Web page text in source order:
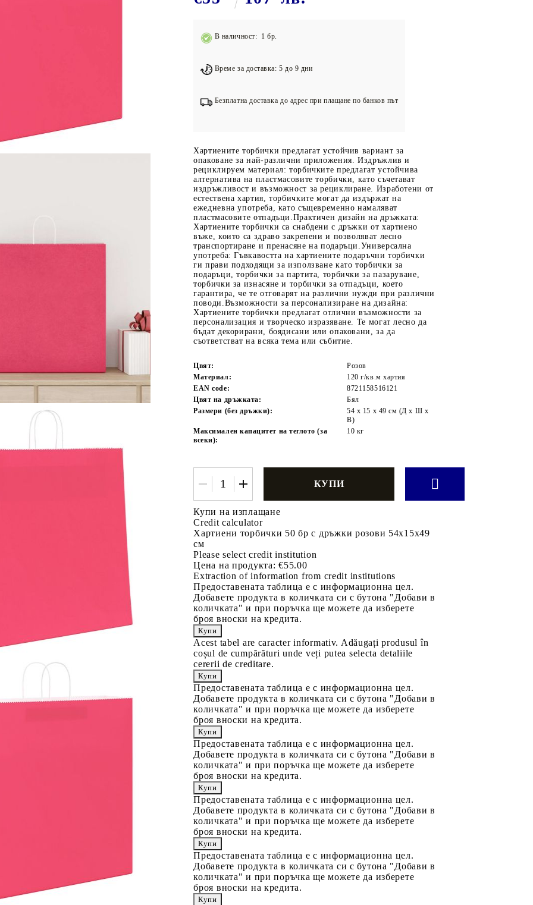
Tweet
В наличност: 1 бр.
Време за доставка: 5 до 9 дни
Безплатна доставка до адрес при плащане по банков път
Хартиените торбички предлагат устойчив вариант за
опаковане за най-различни приложения. Издръжлив и
рециклируем материал: торбичките предлагат устойчива
алтернатива на пластмасовите торбички, като съчетават
издръжливост и възможност за рециклиране. Изработени от
естествена хартия, торбичките могат да издържат на
ежедневна употреба, като същевременно намаляват
пластмасовите отпадъци.Практичен дизайн на дръжката:
Хартиените торбички са снабдени с дръжки от хартиено
въже, които са здраво закрепени и позволяват лесно
транспортиране и пренасяне на подаръци.Универсална
употреба: Гъвкавостта на хартиените подаръчни торбички
ги прави подходящи за използване като торбички за
подаръци, торбички за партита, торбички за пазаруване,
торбички за изнасяне и торбички за отпадъци, което
гарантира, че те отговарят на различни нужди при различни
поводи.Възможности за персонализиране на дизайна:
Хартиените торбички предлагат отлични възможности за
персонализация и творческо изразяване. Те могат лесно да
бъдат декорирани, боядисани или опаковани, за да
съответстват на всяка тема или събитие.
Цвят:
Розов
Материал:
120 г/кв.м хартия
EAN code:
8721158516121
Цвят на дръжката:
Бял
Размери (без дръжки):
54 x 15 x 49 см (Д x Ш x
В)
Максимален капацитет на теглото (за
всеки):
10 кг
Купи на изплащане
Credit calculator
Хартиени торбички 50 бр с дръжки розови 54x15x49
см
Please select credit institution
Цена на продукта: €55.00
Extraction of information from credit institutions
Предоставената таблица е с информационна цел.
Добавете продукта в количката си с бутона "Добави в
количката" и при поръчка ще можете да изберете
броя вноски на кредита.
Acest tabel are caracter informativ. Adăugați produsul în
coșul de cumpărături unde veți putea selecta detaliile
cererii de creditare.
Предоставената таблица е с информационна цел.
Добавете продукта в количката си с бутона "Добави в
количката" и при поръчка ще можете да изберете
броя вноски на кредита.
Предоставената таблица е с информационна цел.
Добавете продукта в количката си с бутона "Добави в
количката" и при поръчка ще можете да изберете
броя вноски на кредита.
Предоставената таблица е с информационна цел.
Добавете продукта в количката си с бутона "Добави в
количката" и при поръчка ще можете да изберете
броя вноски на кредита.
Предоставената таблица е с информационна цел.
Добавете продукта в количката си с бутона "Добави в
количката" и при поръчка ще можете да изберете
броя вноски на кредита.